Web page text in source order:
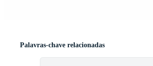
Palavras-chave relacionadas